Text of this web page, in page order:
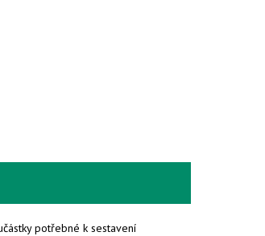
potřebné k sestavení